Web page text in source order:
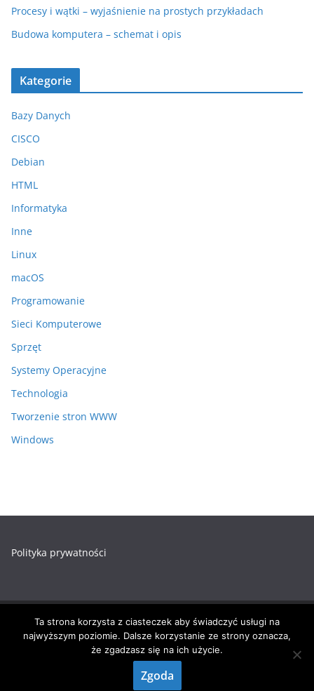
Procesy i wątki – wyjaśnienie na prostych przykładach
Budowa komputera – schemat i opis
Kategorie
Bazy Danych
CISCO
Debian
HTML
Informatyka
Inne
Linux
macOS
Programowanie
Sieci Komputerowe
Sprzęt
Systemy Operacyjne
Technologia
Tworzenie stron WWW
Windows
Polityka prywatności
Prawa autorskie © 2026Zadania-Informatyk.pl . Wszystkie
prawa zastrzeżone.
stworzony przez ThemeGrill. Wspierane
przezWordPress
Ta strona korzysta z ciasteczek aby świadczyć usługi na
najwyższym poziomie. Dalsze korzystanie ze strony oznacza,
że zgadzasz się na ich użycie.
Zgoda